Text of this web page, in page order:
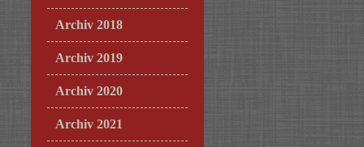
Archiv 2018
Archiv 2019
Archiv 2020
Archiv 2021